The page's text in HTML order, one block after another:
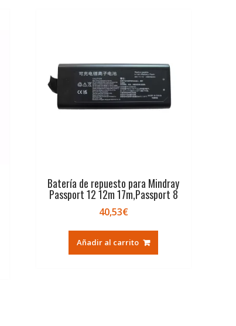
Batería de repuesto para Mindray
Passport 12 12m 17m,Passport 8
40,53€
Añadir al carrito